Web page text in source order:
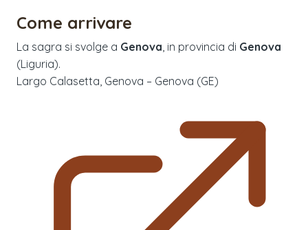
Come arrivare
La sagra si svolge a Genova , in provincia di Genova
(Liguria).
Largo Calasetta, Genova – Genova (GE)